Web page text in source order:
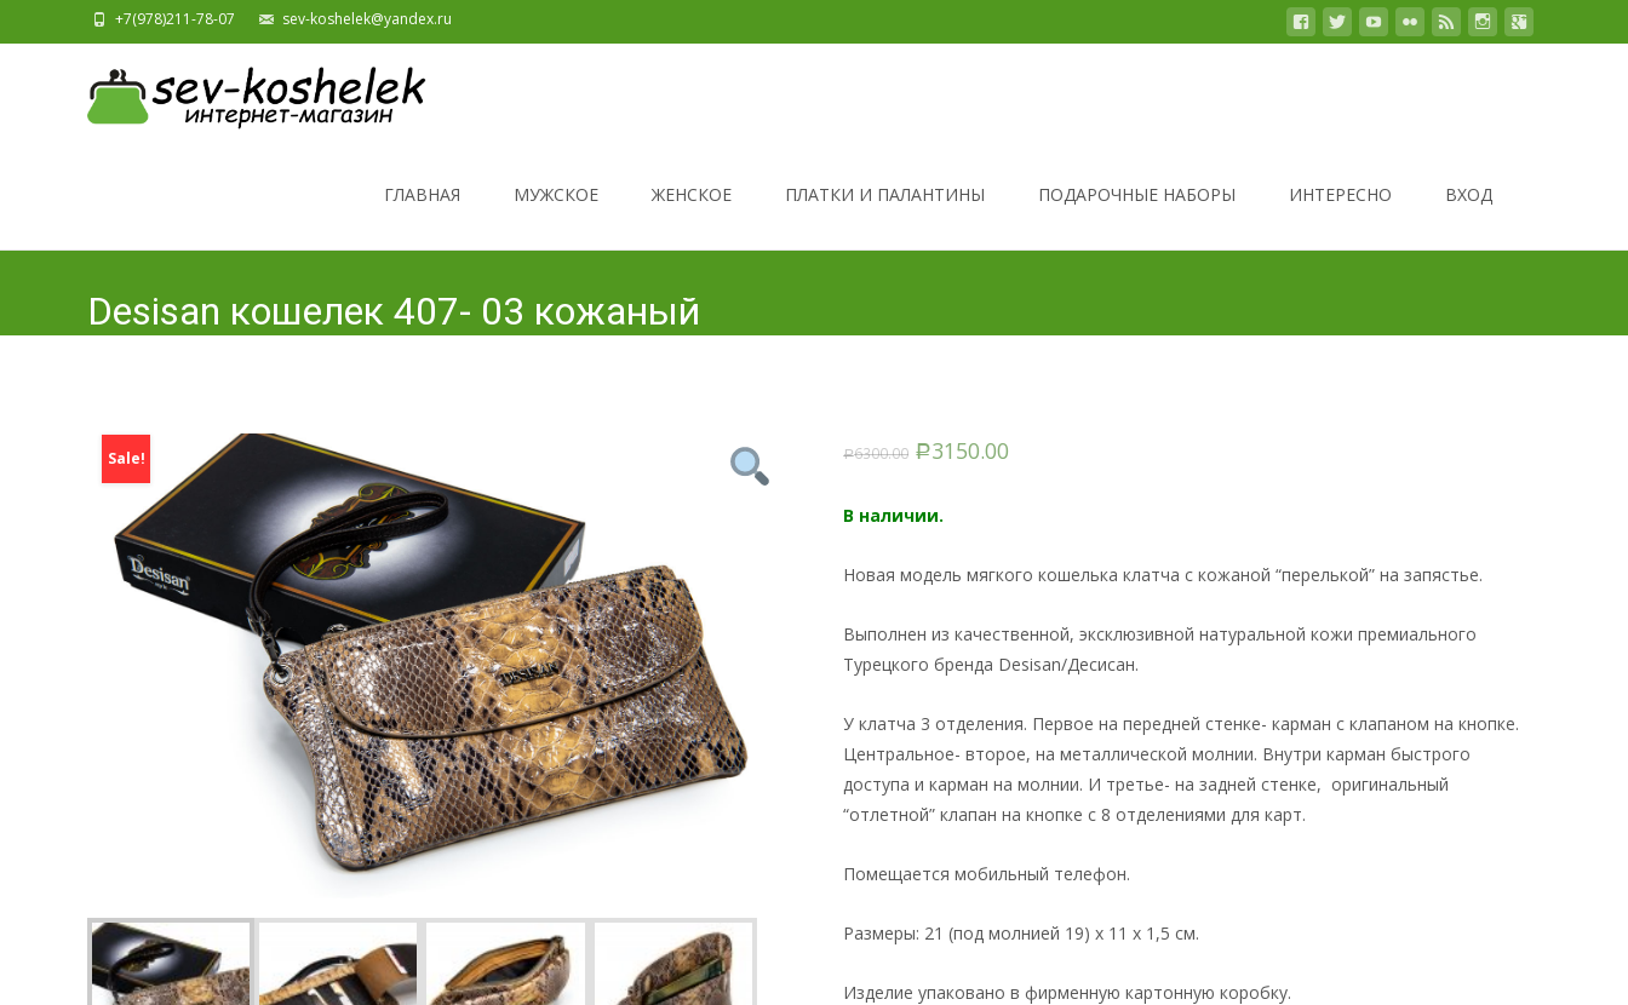
+7(978)211-78-07 sev-koshelek@yandex.ru
ГЛАВНАЯ
МУЖСКОЕ ЖЕНСКОЕ ПЛАТКИ И ПАЛАНТИНЫ ПОДАРОЧНЫЕ НАБОРЫ ИНТЕРЕСНО ВХОД
Desisan кошелек 407- 03 кожаный
Sale! Р6300.00 Р3150.00
В наличии.
Новая модель мягкого кошелька клатча с кожаной “перелькой” на запястье.
Выполнен из качественной, эксклюзивной натуральной кожи премиального
Турецкого бренда Desisan/Десисан.
У клатча 3 отделения. Первое на передней стенке- карман с клапаном на кнопке.
Центральное- второе, на металлической молнии. Внутри карман быстрого
доступа и карман на молнии. И третье- на задней стенке, оригинальный
“отлетной” клапан на кнопке с 8 отделениями для карт.
Помещается мобильный телефон.
Размеры: 21 (под молнией 19) х 11 х 1,5 см.
Изделие упаковано в фирменную картонную коробку.